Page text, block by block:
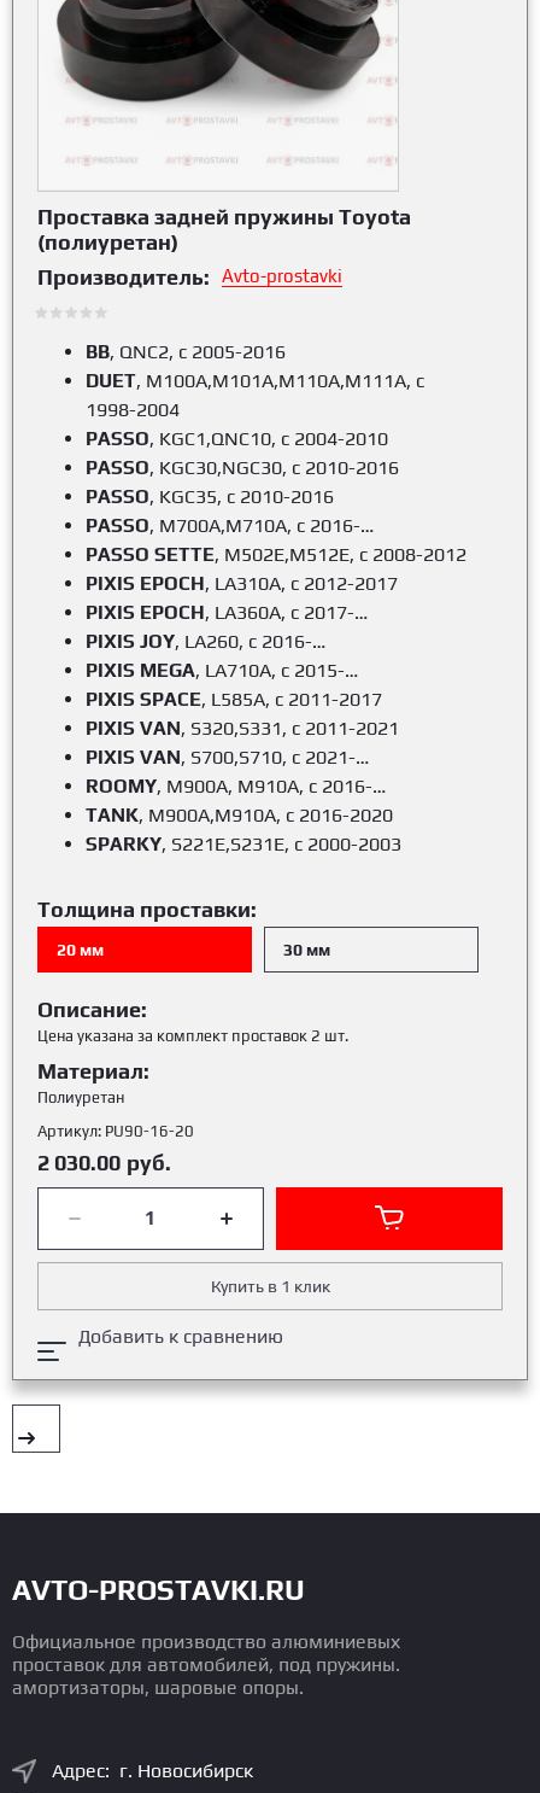
Проставка задней пружины Toyota
(полиуретан)
Производитель:
Avto-prostavki
BB, QNC2, c 2005-2016
DUET, M100A,M101A,M110A,M111A, c
1998-2004
PASSO, KGC1,QNC10, c 2004-2010
PASSO, KGC30,NGC30, c 2010-2016
PASSO, KGC35, c 2010-2016
PASSO, M700A,M710A, c 2016-…
PASSO SETTE, M502E,M512E, c 2008-2012
PIXIS EPOCH, LA310A, c 2012-2017
PIXIS EPOCH, LA360A, c 2017-…
PIXIS JOY, LA260, c 2016-…
PIXIS MEGA, LA710A, c 2015-…
PIXIS SPACE, L585A, c 2011-2017
PIXIS VAN, S320,S331, c 2011-2021
PIXIS VAN, S700,S710, c 2021-…
ROOMY, М900А, М910А, c 2016-…
TANK, M900A,M910A, c 2016-2020
SPARKY, S221E,S231E, c 2000-2003
Толщина проставки:
20 мм 30 мм
Описание:
Цена указана за комплект проставок 2 шт.
Материал:
Полиуретан
Артикул: PU90-16-20
2 030.00 руб.
Купить в 1 клик
Добавить к сравнению
AVTO-PROSTAVKI.RU
Официальное производство алюминиевых
проставок для автомобилей, под пружины.
амортизаторы, шаровые опоры.
Адрес: г. Новосибирск